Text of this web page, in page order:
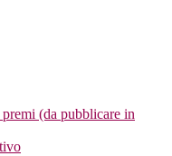
(da pubblicare in